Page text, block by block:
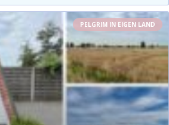
PELGRIM IN EIGEN LAND